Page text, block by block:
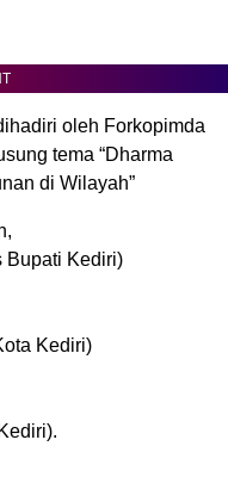
oleh Forkopimda
tema “Dharma
di Wilayah”
Bupati Kediri)
Kediri)